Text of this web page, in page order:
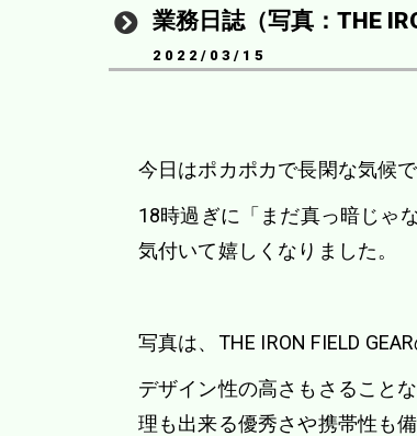
業務日誌（写真：THE
2022/03/15
今日はポカポカで長閑な気候で
18時過ぎに「まだ真っ暗じゃ
気付いて嬉しくなりました。
写真は、THE IRON FIELD
デザイン性の高さもさること
理も出来る優秀さや携帯性も